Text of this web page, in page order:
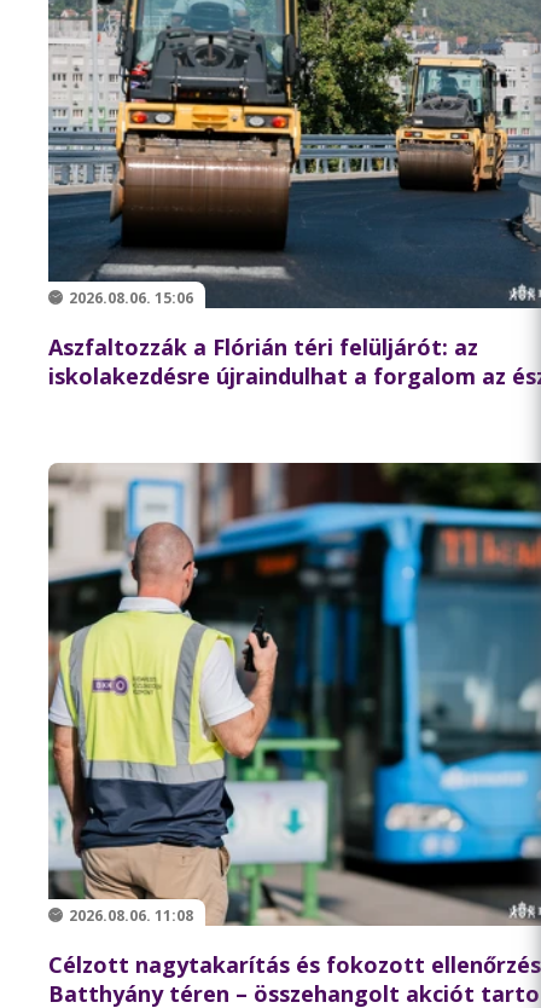
2026.08.06. 15:06
Aszfaltozzák a Flórián téri felüljárót: az
iskolakezdésre újraindulhat a forgalom az
2026.08.06. 11:08
Célzott nagytakarítás és fokozott
Batthyány téren – összehangolt akciót